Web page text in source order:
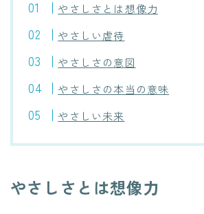
やさしさとは想像力
やさしい虐待
やさしさの意図
やさしさの本当の意味
やさしい未来
やさしさとは想像力